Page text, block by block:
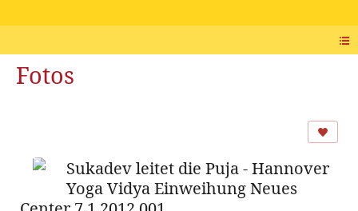
Fotos
Sukadev leitet die Puja - Hannover
Yoga Vidya Einweihung Neues